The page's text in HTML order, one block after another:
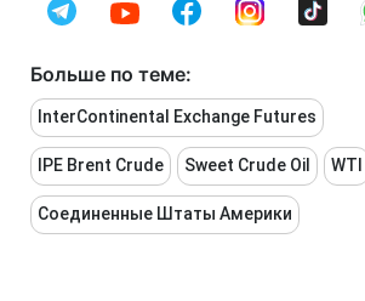
Больше по теме:
InterContinental Exchange Futures
IPE Brent Crude Sweet Crude Oil WTI
Соединенные Штаты Америки